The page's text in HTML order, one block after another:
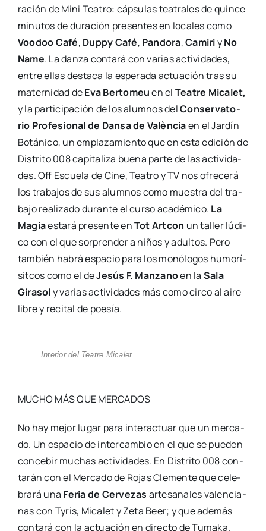
ra­ción de Mini Tea­tro: cáp­su­las tea­tra­les de quin­ce
minu­tos de dura­ción pre­sen­tes en loca­les como
Voo­doo Café, Duppy Café, Pan­do­ra,Cami­riyNo
Name. La dan­za con­ta­rá con varias acti­vi­da­des,
entre ellas des­ta­ca la espe­ra­da actua­ción tras su
mater­ni­dad deEva Ber­to­meuen el Tea­tre Mica­let,
y la par­ti­ci­pa­ción de los alum­nos delCon­ser­va­to­
rio Pro­fe­sio­nal de Dan­sa de Valèn­ciaen el Jar­dín
Botá­ni­co, un empla­za­mien­to que en esta edi­ción de
Dis­tri­to 008 capi­ta­li­za bue­na par­te de las acti­vi­da­
des. Off Escue­la de Cine, Tea­tro y TV nos ofre­ce­rá
los tra­ba­jos de sus alum­nos como mues­tra del tra­
ba­jo rea­li­za­do duran­te el cur­so aca­dé­mi­co. La
Magiaesta­rá pre­sen­te enTot Art­con un taller lúdi­
co con el que sor­pren­der a niños y adul­tos. Pero
tam­bién habrá espa­cio para los monó­lo­gos humo­rí­
sit­cos como el deJesús F. Man­zanoen la Sala
Gira­soly varias acti­vi­da­des más como cir­co al aire
libre y reci­tal de poe­sía.
Inte­rior del Tea­tre Mica­let
MUCHO MÁS QUE MERCADOS
No hay mejor lugar para inter­ac­tuar que un mer­ca­
do. Un espa­cio de inter­cam­bio en el que se pue­den
con­ce­bir muchas acti­vi­da­des. En Dis­tri­to 008 con­
ta­rán con el Mer­ca­do de Rojas Cle­men­te que cele­
bra­rá una Feria de Cer­ve­zas arte­sa­na­les valen­cia­
nas con Tyris, Mica­let y Zeta Beer; y que ade­más
con­ta­rá con la actua­ción en direc­to de Tuma­ka.